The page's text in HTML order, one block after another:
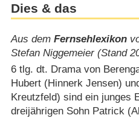
Dies & das
Aus dem Fernsehlexikon
Stefan Niggemeier (Stand
6 tlg. dt. Drama von
Hubert (Hinnerk Jensen)
Kreutzfeld) sind ein junges
dreijährigen Sohn Patrick